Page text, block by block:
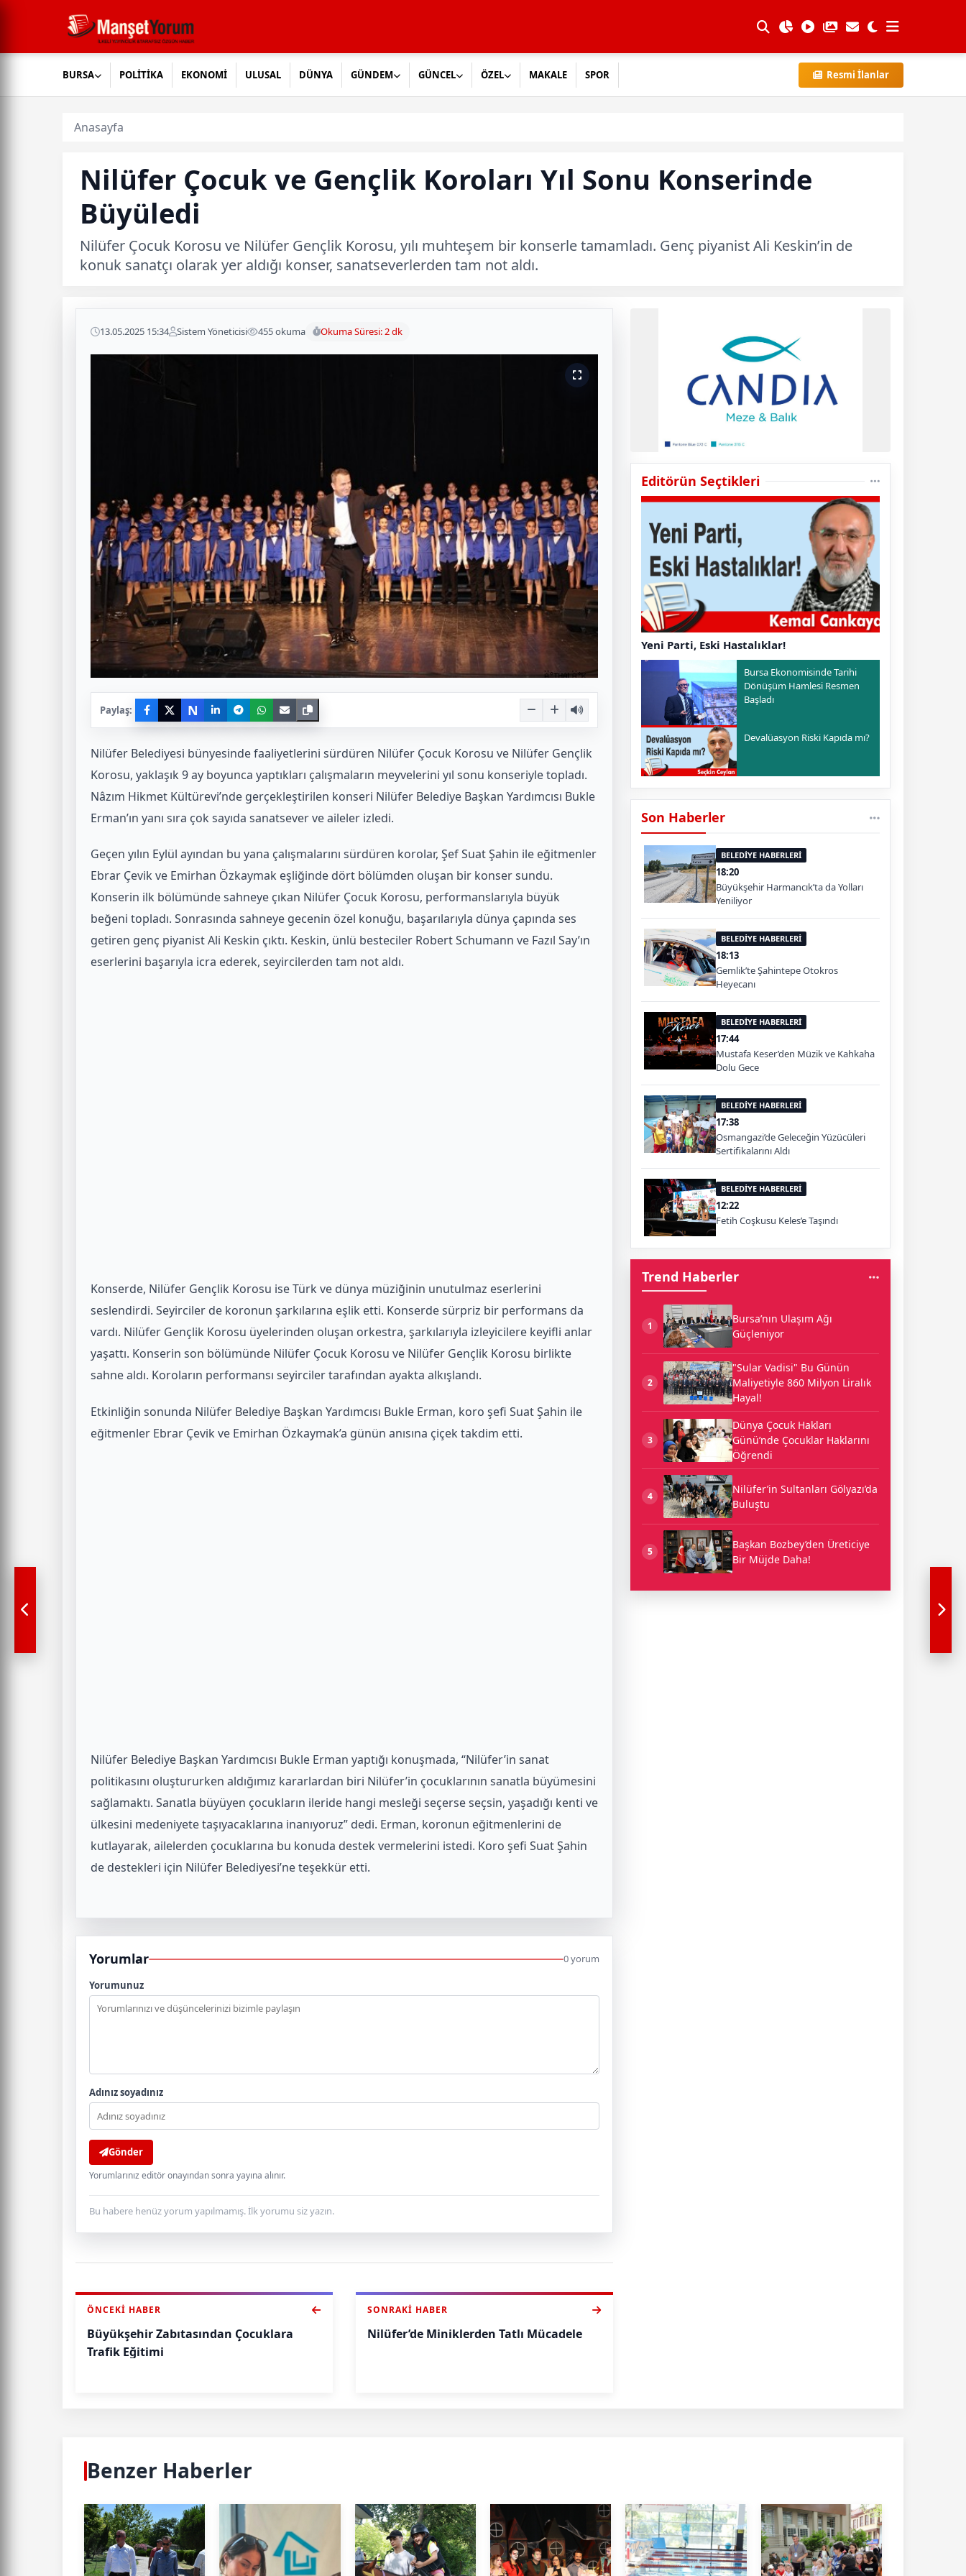
BURSA POLİTİKA EKONOMİ ULUSAL DÜNYA GÜNDEM GÜNCEL ÖZEL MAKALE SPOR Resmi İlanlar
Anasayfa
Nilüfer Çocuk ve Gençlik Koroları Yıl Sonu Konserinde
Büyüledi
Nilüfer Çocuk Korosu ve Nilüfer Gençlik Korosu, yılı muhteşem bir konserle tamamladı. Genç piyanist Ali Keskin’in de
konuk sanatçı olarak yer aldığı konser, sanatseverlerden tam not aldı.
13.05.2025 15:34 Sistem Yöneticisi 455 okuma Okuma Süresi: 2 dk
Paylaş: N
Nilüfer Belediyesi bünyesinde faaliyetlerini sürdüren Nilüfer Çocuk Korosu ve Nilüfer Gençlik
Korosu, yaklaşık 9 ay boyunca yaptıkları çalışmaların meyvelerini yıl sonu konseriyle topladı.
Nâzım Hikmet Kültürevi’nde gerçekleştirilen konseri Nilüfer Belediye Başkan Yardımcısı Bukle
Erman’ın yanı sıra çok sayıda sanatsever ve aileler izledi.
Geçen yılın Eylül ayından bu yana çalışmalarını sürdüren korolar, Şef Suat Şahin ile eğitmenler
Ebrar Çevik ve Emirhan Özkaymak eşliğinde dört bölümden oluşan bir konser sundu.
Konserin ilk bölümünde sahneye çıkan Nilüfer Çocuk Korosu, performanslarıyla büyük
beğeni topladı. Sonrasında sahneye gecenin özel konuğu, başarılarıyla dünya çapında ses
getiren genç piyanist Ali Keskin çıktı. Keskin, ünlü besteciler Robert Schumann ve Fazıl Say’ın
eserlerini başarıyla icra ederek, seyircilerden tam not aldı.
Konserde, Nilüfer Gençlik Korosu ise Türk ve dünya müziğinin unutulmaz eserlerini
seslendirdi. Seyirciler de koronun şarkılarına eşlik etti. Konserde sürpriz bir performans da
vardı. Nilüfer Gençlik Korosu üyelerinden oluşan orkestra, şarkılarıyla izleyicilere keyifli anlar
yaşattı. Konserin son bölümünde Nilüfer Çocuk Korosu ve Nilüfer Gençlik Korosu birlikte
sahne aldı. Koroların performansı seyirciler tarafından ayakta alkışlandı.
Etkinliğin sonunda Nilüfer Belediye Başkan Yardımcısı Bukle Erman, koro şefi Suat Şahin ile
eğitmenler Ebrar Çevik ve Emirhan Özkaymak’a günün anısına çiçek takdim etti.
Nilüfer Belediye Başkan Yardımcısı Bukle Erman yaptığı konuşmada, “Nilüfer’in sanat
politikasını oluştururken aldığımız kararlardan biri Nilüfer’in çocuklarının sanatla büyümesini
sağlamaktı. Sanatla büyüyen çocukların ileride hangi mesleği seçerse seçsin, yaşadığı kenti ve
ülkesini medeniyete taşıyacaklarına inanıyoruz” dedi. Erman, koronun eğitmenlerini de
kutlayarak, ailelerden çocuklarına bu konuda destek vermelerini istedi. Koro şefi Suat Şahin
de destekleri için Nilüfer Belediyesi’ne teşekkür etti.
Yorumlar 0 yorum
Yorumunuz
Adınız soyadınız
Gönder
Yorumlarınız editör onayından sonra yayına alınır.
Bu habere henüz yorum yapılmamış. İlk yorumu siz yazın.
ÖNCEKI HABER
Büyükşehir Zabıtasından Çocuklara
Trafik Eğitimi
SONRAKI HABER
Nilüfer’de Miniklerden Tatlı Mücadele
Editörün Seçtikleri
Yeni Parti, Eski Hastalıklar!
Bursa Ekonomisinde Tarihi
Dönüşüm Hamlesi Resmen
Başladı
Devalüasyon Riski Kapıda mı?
Son Haberler
BELEDİYE HABERLERİ
18:20
Büyükşehir Harmancık’ta da Yolları
Yeniliyor
BELEDİYE HABERLERİ
18:13
Gemlik’te Şahintepe Otokros
Heyecanı
BELEDİYE HABERLERİ
17:44
Mustafa Keser’den Müzik ve Kahkaha
Dolu Gece
BELEDİYE HABERLERİ
17:38
Osmangazi’de Geleceğin Yüzücüleri
Sertifikalarını Aldı
BELEDİYE HABERLERİ
12:22
Fetih Coşkusu Keles’e Taşındı
Trend Haberler
1
Bursa’nın Ulaşım Ağı
Güçleniyor
2
"Sular Vadisi" Bu Günün
Maliyetiyle 860 Milyon Liralık
Hayal!
3
Dünya Çocuk Hakları
Günü’nde Çocuklar Haklarını
Öğrendi
4
Nilüfer’in Sultanları Gölyazı’da
Buluştu
5
Başkan Bozbey’den Üreticiye
Bir Müjde Daha!
Benzer Haberler